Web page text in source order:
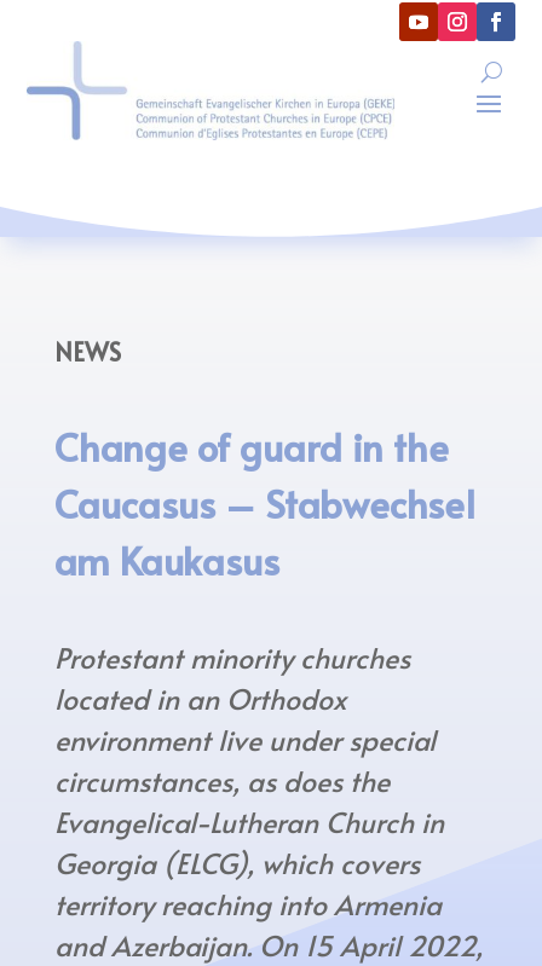
NEWS
Change of guard in the
Caucasus – Stabwechsel
am Kaukasus
Protestant minority churches
located in an Orthodox
environment live under special
circumstances, as does the
Evangelical-Lutheran Church in
Georgia (ELCG), which covers
territory reaching into Armenia
and Azerbaijan. On 15 April 2022,